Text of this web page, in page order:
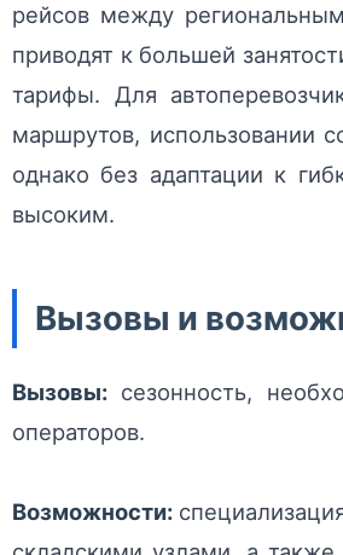
рейсов между
приводят к большей
тарифы. Для
маршрутов, использовании
однако без адаптации к
высоким.
Вызовы и
Вызовы: сезонность,
операторов.
Возможности: